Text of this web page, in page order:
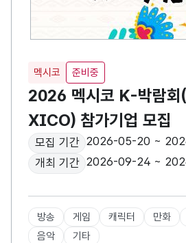
멕시코 준비중
2026 멕시코 K-박람
XICO) 참가기업 모집
모집 기간 2026-05-20 ~
개최 기간 2026-09-24 ~
방송 게임 캐릭터 만화
음악
기타